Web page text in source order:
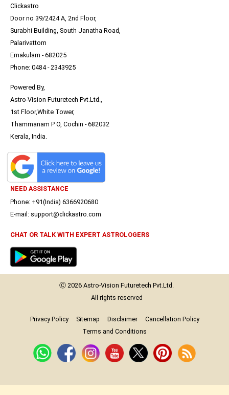
Clickastro
Door no 39/2424 A, 2nd Floor,
Surabhi Building, South Janatha Road,
Palarivattom
Ernakulam - 682025
Phone: 0484 - 2343925
Powered By,
Astro-Vision Futuretech Pvt.Ltd.,
1st Floor,White Tower,
Thammanam P O, Cochin - 682032
Kerala, India.
NEED ASSISTANCE
Phone: +91(India) 6366920680
E-mail: support@clickastro.com
CHAT OR TALK WITH EXPERT ASTROLOGERS
Ⓒ 2026 Astro-Vision Futuretech Pvt.Ltd.
All rights reserved
Privacy Policy Sitemap Disclaimer
Cancellation Policy
Terms and Conditions